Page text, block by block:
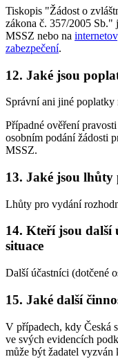
Tiskopis "Žádost o
zákona č. 357/2005 Sb."
MSSZ nebo na
zabezpečení.
12. Jaké jsou
Správní ani jiné poplatky
Případné ověření
osobním podání žádosti
MSSZ.
13. Jaké jsou
Lhůty pro vydání
14. Kteří jsou další
situace
Další účastníci (dotčené
15. Jaké další
V případech, kdy Česká
ve svých evidencích
může být žadatel vyzván